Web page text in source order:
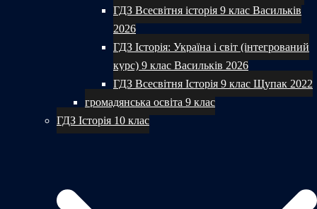
ГДЗ Всесвітня історія 9 клас Васильків
2026
ГДЗ Історія: Україна і світ (інтегрований
курс) 9 клас Васильків 2026
ГДЗ Всесвітня Історія 9 клас Щупак 2022
громадянська освіта 9 клас
ГДЗ Історія 10 клас